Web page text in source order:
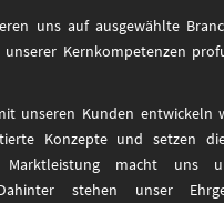
uns auf ausgewählte
unserer Kernkompetenzen
unseren Kunden entwickeln
Konzepte und setzen
Marktleistung macht uns
stehen unser